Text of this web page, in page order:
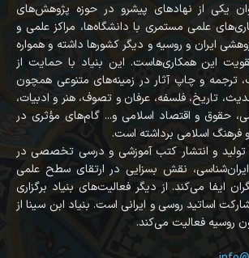
یکی از نهادهای پیشرو در حوزه پژوهش‌های
علمی مستمری با دانشگاه‌ها، مراکز علمی و
ایران و روسیه و دیگر کشورها داشته و همواره
این همکاری‌هاست. این بنیاد با حمایت از
ترجمه و چاپ آثار در زمینه‌های متنوعی همچون
تاریخ، فلسفه، عرفان و تصوف، هنر و ادبیات،
حقوق و اقتصاد اسلامی و... گام‌های مؤثری در
فرهنگ اسلامی برداشته است.
با تولید و انتشار کتب آموزشی و درسی تخصصی در
نقش بسزایی در ارتقای سطح علمی
ایفا می‌کند. از دیگر فعالیت‌های بنیاد برگزاری
اساتید روسی و ایرانی است. بنیاد ابن سینا از